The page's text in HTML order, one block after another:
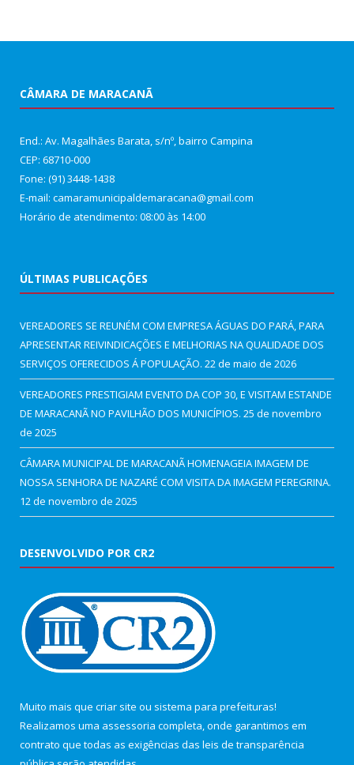
CÂMARA DE MARACANÃ
End.: Av. Magalhães Barata, s/nº, bairro Campina
CEP: 68710-000
Fone: (91) 3448-1438
E-mail: camaramunicipaldemaracana@gmail.com
Horário de atendimento: 08:00 às 14:00
ÚLTIMAS PUBLICAÇÕES
VEREADORES SE REUNÉM COM EMPRESA ÁGUAS DO PARÁ, PARA
APRESENTAR REIVINDICAÇÕES E MELHORIAS NA QUALIDADE DOS
SERVIÇOS OFERECIDOS Á POPULAÇÃO. 22 de maio de 2026
VEREADORES PRESTIGIAM EVENTO DA COP 30, E VISITAM ESTANDE
DE MARACANÃ NO PAVILHÃO DOS MUNICÍPIOS. 25 de novembro
de 2025
CÂMARA MUNICIPAL DE MARACANÃ HOMENAGEIA IMAGEM DE
NOSSA SENHORA DE NAZARÉ COM VISITA DA IMAGEM PEREGRINA.
12 de novembro de 2025
DESENVOLVIDO POR CR2
Muito mais que criar site ou sistema para prefeituras!
Realizamos uma assessoria completa, onde garantimos em
contrato que todas as exigências das leis de transparência